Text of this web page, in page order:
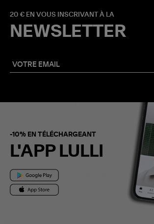
20 € EN VOUS INSCRIVANT À LA
NEWSLETTER
-10% EN TÉLÉCHARGEANT
L'APP LULLI